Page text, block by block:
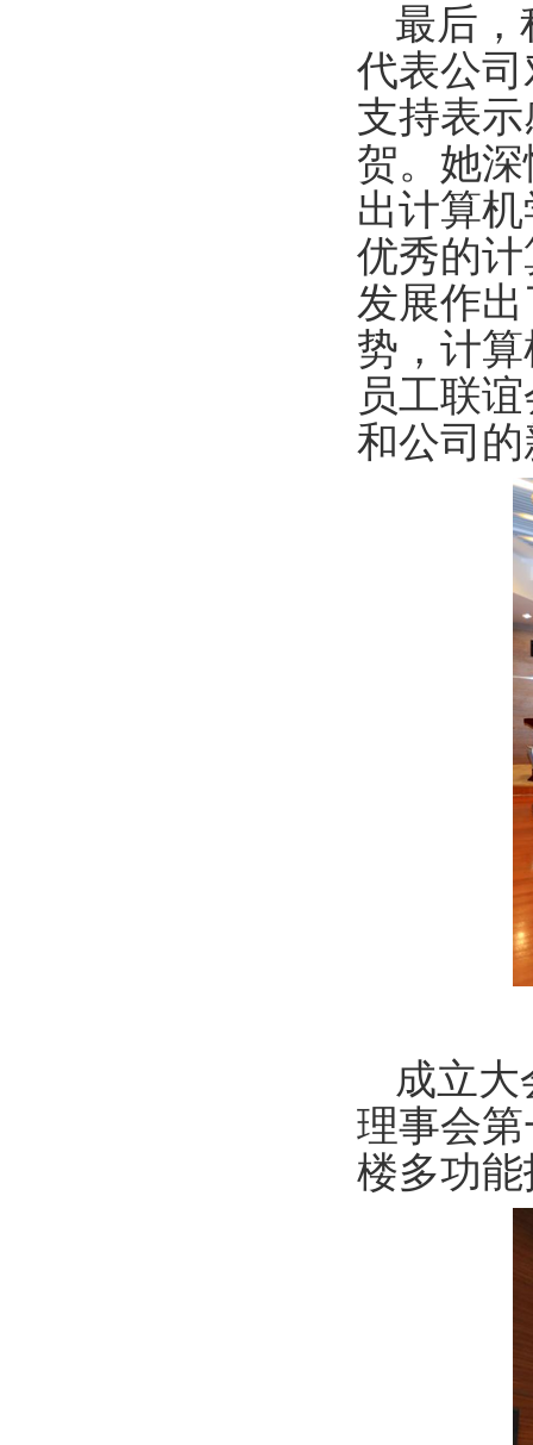
最后，
代表公
支持表
贺。她
出计算
优秀的
发展作
势，计
员工联
和公司
成立
理事会
楼多功